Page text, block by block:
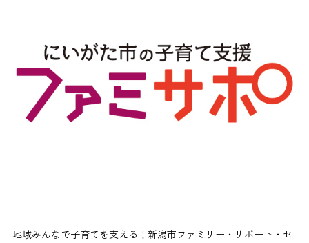
地域みんなで子育てを支える！新潟市ファミリー・サポート・セ